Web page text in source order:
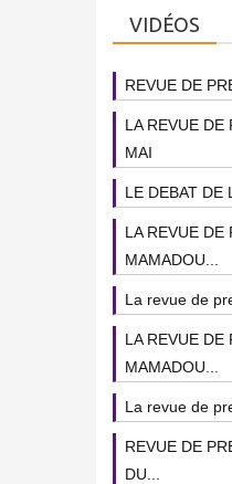
VIDÉOS
REVUE DE
LA REVUE DE
MAI
LE DEBAT DE
LA REVUE DE
MAMADOU...
La revue de
LA REVUE DE
MAMADOU...
La revue de
REVUE DE
DU...